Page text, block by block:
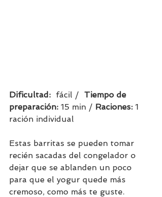
Dificultad: fácil / Tiempo de
preparación: 15 min / Raciones: 1
ración individual
Estas barritas se pueden tomar
recién sacadas del congelador o
dejar que se ablanden un poco
para que el yogur quede más
cremoso, como más te guste.